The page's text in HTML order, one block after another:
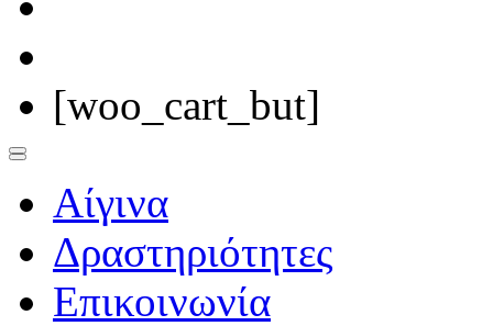
[woo_cart_but]
Αίγινα
Δραστηριότητες
Επικοινωνία